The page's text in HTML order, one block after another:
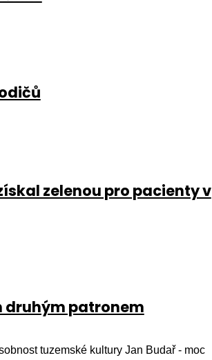
zelenou pro pacienty v
druhým patronem
tuzemské kultury Jan Budař - moc